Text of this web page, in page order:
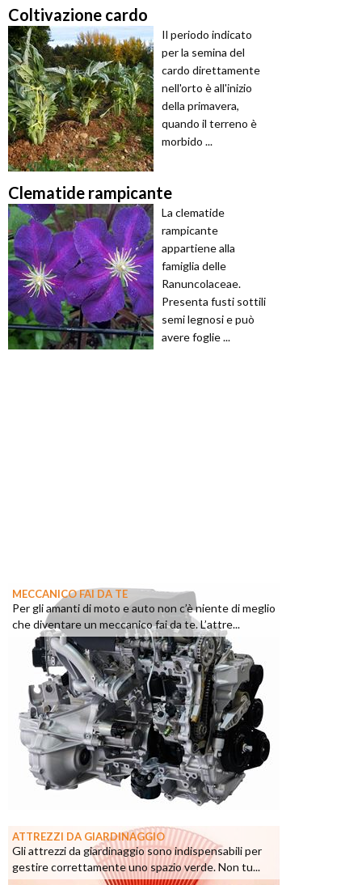
Coltivazione cardo
Il periodo indicato
per la semina del
cardo direttamente
nell'orto è all'inizio
della primavera,
quando il terreno è
morbido ...
Clematide rampicante
La clematide
rampicante
appartiene alla
famiglia delle
Ranuncolaceae.
Presenta fusti sottili
semi legnosi e può
avere foglie ...
MECCANICO FAI DA TE
Per gli amanti di moto e auto non c’è niente di meglio
che diventare un meccanico fai da te. L’attre...
ATTREZZI DA GIARDINAGGIO
Gli attrezzi da giardinaggio sono indispensabili per
gestire correttamente uno spazio verde. Non tu...